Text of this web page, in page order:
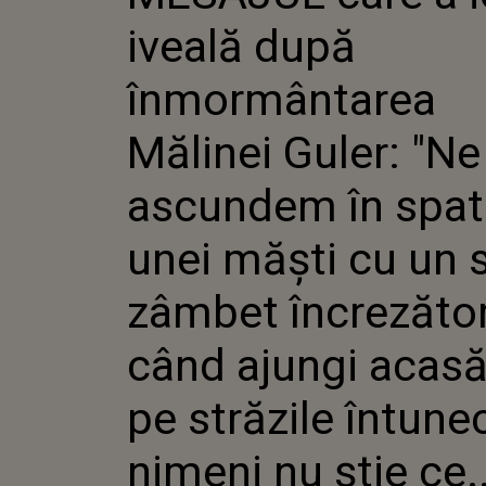
CÂND
SAU PE
NU ȘTIE
AU
iveală după
înmormântarea
Mălinei Guler: "Ne
ascundem în
unei măști cu un
zâmbet
când ajungi
pe străzile
nimeni nu știe